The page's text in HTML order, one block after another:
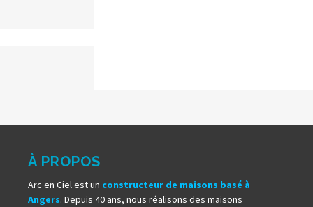
À PROPOS
Arc en Ciel est un constructeur de maisons basé à
Angers. Depuis 40 ans, nous réalisons des maisons